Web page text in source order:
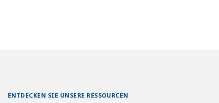
ENTDECKEN SIE UNSERE RESSOURCEN